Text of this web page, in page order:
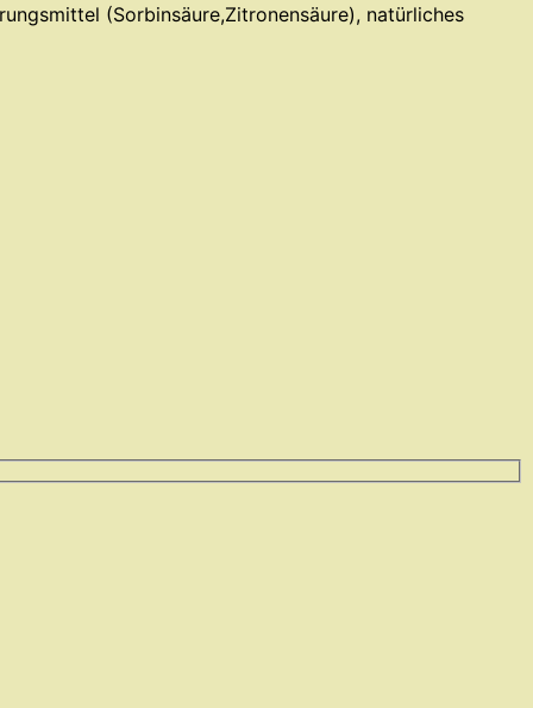
(Sorbinsäure,Zitronensäure), natürliches